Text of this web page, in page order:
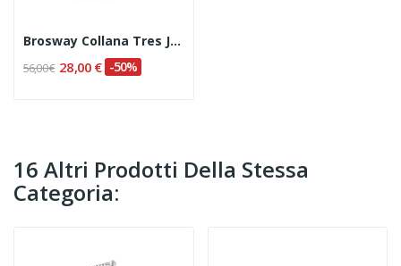
Brosway Collana Tres Jolie Mini Cod. BTJMS602
56,00 € 28,00 € -50%
16 Altri Prodotti Della Stessa
Categoria: